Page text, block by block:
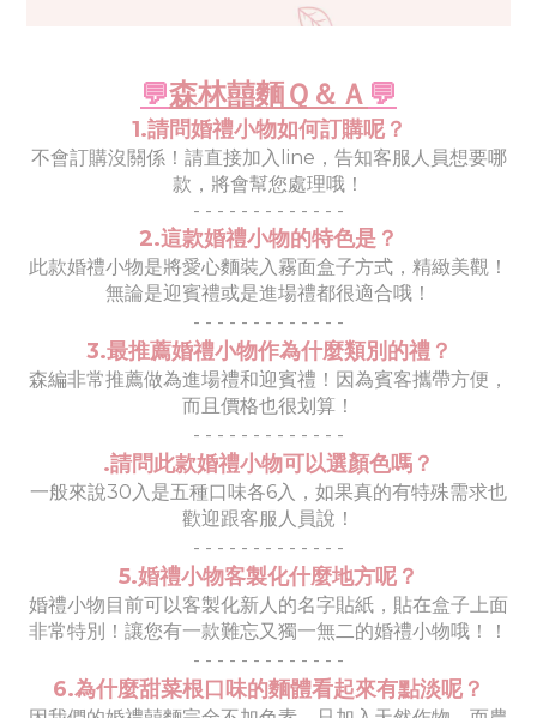
💬森林囍麵Ｑ＆Ａ 💬
1.請問婚禮小物如何訂購呢？
不會訂購沒關係！請直接加入line， 告知客服人員想要哪
款，將會幫您處理哦！
- - - - - - - - - - - - -
2.這款婚禮小物的特色是？
此款婚禮小物是將愛心麵裝入霧面盒子方式，精緻美觀！
無論是迎賓禮或是進場禮都很適合哦！
- - - - - - - - - - - - -
3.最推薦婚禮小物作為什麼類別的禮？
森編非常推薦做為進場禮和迎賓禮！因為賓客攜帶方便，
而且價格也很划算！
- - - - - - - - - - - - -
.請問此款婚禮小物可以選顏色嗎？
一般來說30入是五種口味各6入，如果真的有特殊需求也
歡迎跟客服人員說！
- - - - - - - - - - - - -
5.婚禮小物客製化什麼地方呢？
婚禮小物目前可以客製化新人的名字貼紙，貼在盒子上面
非常特別！ 讓您有一款難忘又獨一無二的婚禮小物哦！！
- - - - - - - - - - - - -
6.為什麼甜菜根口味的麵體看起來有點淡呢？